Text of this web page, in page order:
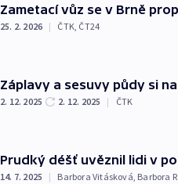
Zametací vůz se v Brně
25. 2. 2026 | ČTK, ČT24
Záplavy a sesuvy půdy si
2. 12. 2025 2. 12. 2025 | ČTK
Prudký déšť uvěznil lidi v
14. 7. 2025 | Barbora Vitásková, Barbora